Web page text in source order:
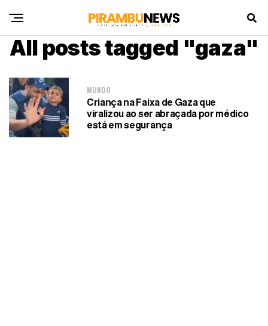
All posts tagged "gaza"
MUNDO
Criança na Faixa de Gaza que
viralizou ao ser abraçada por médico
está em segurança